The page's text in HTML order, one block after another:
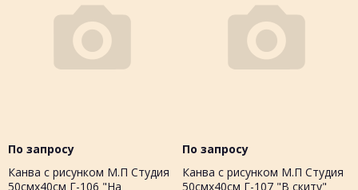
По запросу
Канва с рисунком М.П Студия
50смх40см Г-106 "На
По запросу
Канва с рисунком М.П Студия
50смх40см Г-107 "В скиту"